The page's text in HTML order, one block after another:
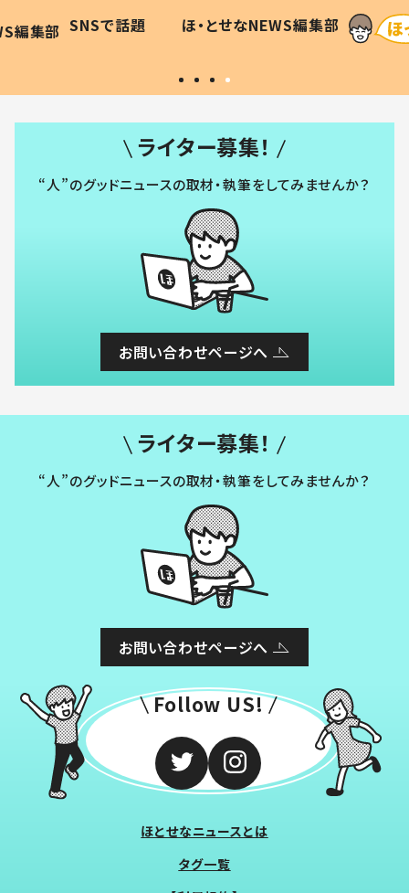
編集部
「涙が出ました」「可愛くて仕方な
い」
ほ・とせなNEWS編集部
ライター募集！
“人”のグッドニュースの取材・執筆をしてみませんか？
お問い合わせページへ
ライター募集！
“人”のグッドニュースの取材・執筆をしてみませんか？
お問い合わせページへ
Follow US!
ほとせなニュースとは
タグ一覧